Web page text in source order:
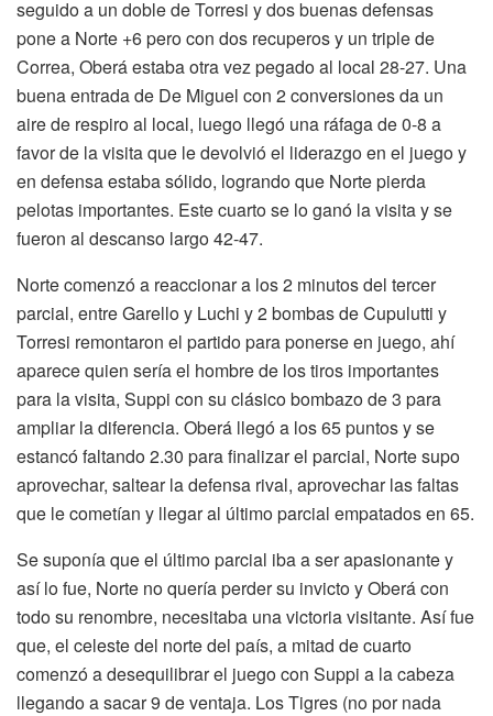
seguido a un doble de Torresi y dos buenas defensas
pone a Norte +6 pero con dos recuperos y un triple de
Correa, Oberá estaba otra vez pegado al local 28-27. Una
buena entrada de De Miguel con 2 conversiones da un
aire de respiro al local, luego llegó una ráfaga de 0-8 a
favor de la visita que le devolvió el liderazgo en el juego y
en defensa estaba sólido, logrando que Norte pierda
pelotas importantes. Este cuarto se lo ganó la visita y se
fueron al descanso largo 42-47.
Norte comenzó a reaccionar a los 2 minutos del tercer
parcial, entre Garello y Luchi y 2 bombas de Cupulutti y
Torresi remontaron el partido para ponerse en juego, ahí
aparece quien sería el hombre de los tiros importantes
para la visita, Suppi con su clásico bombazo de 3 para
ampliar la diferencia. Oberá llegó a los 65 puntos y se
estancó faltando 2.30 para finalizar el parcial, Norte supo
aprovechar, saltear la defensa rival, aprovechar las faltas
que le cometían y llegar al último parcial empatados en 65.
Se suponía que el último parcial iba a ser apasionante y
así lo fue, Norte no quería perder su invicto y Oberá con
todo su renombre, necesitaba una victoria visitante. Así fue
que, el celeste del norte del país, a mitad de cuarto
comenzó a desequilibrar el juego con Suppi a la cabeza
llegando a sacar 9 de ventaja. Los Tigres (no por nada